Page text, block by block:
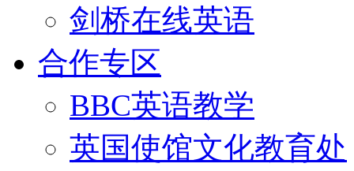
剑桥在线英语
合作专区
BBC英语教学
英国使馆文化教育处